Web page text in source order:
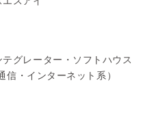
グレーター・ソフトハウス
信・インターネット系）